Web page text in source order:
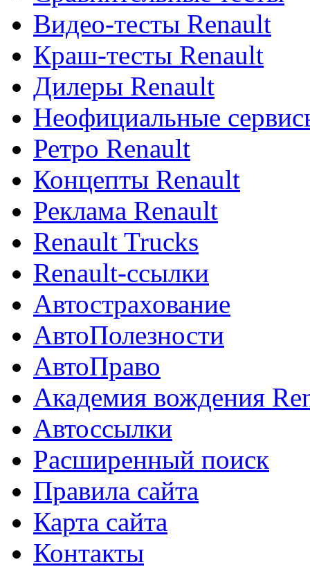
Видео-тесты Renault
Краш-тесты Renault
Дилеры Renault
Неофициальные
Ретро Renault
Концепты Renault
Реклама Renault
Renault Trucks
Renault-ссылки
Автострахование
АвтоПолезности
АвтоПраво
Академия вождения
Автоссылки
Расширенный поиск
Правила сайта
Карта сайта
Контакты